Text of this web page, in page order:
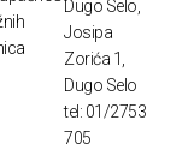
Dugo Selo,
Josipa
Zorića 1,
Dugo Selo
tel: 01/2753
705